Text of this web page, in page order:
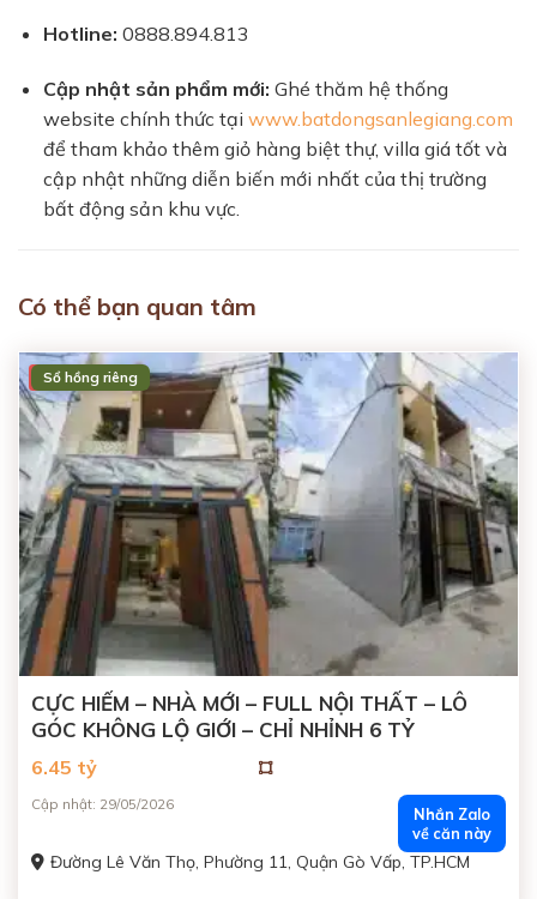
Hotline: 0888.894.813
Cập nhật sản phẩm mới: Ghé thăm hệ thống
website chính thức tại www.batdongsanlegiang.com
để tham khảo thêm giỏ hàng biệt thự, villa giá tốt và
cập nhật những diễn biến mới nhất của thị trường
bất động sản khu vực.
Có thể bạn quan tâm
ĐÃ BÁN
Sổ hồng riêng
CỰC HIẾM – NHÀ MỚI – FULL NỘI THẤT – LÔ
GÓC KHÔNG LỘ GIỚI – CHỈ NHỈNH 6 TỶ
6.45 tỷ
Cập nhật: 29/05/2026
Nhắn Zalo
về căn này
Đường Lê Văn Thọ, Phường 11, Quận Gò Vấp, TP.HCM